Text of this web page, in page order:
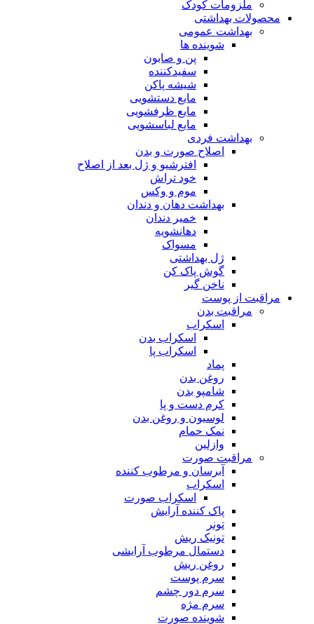
ملزومات کودک
محصولات بهداشتی
بهداشت عمومی
شوینده ها
پن و صابون
سفیدکننده
شیشه پاکن
مایع دستشویی
مایع ظرفشویی
مایع لباسشویی
بهداشت فردی
اصلاح صورت و بدن
افترشیو و ژل بعد از اصلاح
خود تراش
موم و وکس
بهداشت دهان و دندان
خمیر دندان
دهانشویه
مسواک
ژل بهداشتی
گوش پاک کن
ناخن گیر
مراقبت از پوست
مراقبت بدن
اسکراب
اسکراب بدن
اسکراب پا
پماد
روغن بدن
شامپو بدن
کرم دست و پا
لوسیون و روغن بدن
نمک حمام
وازلین
مراقبت صورت
آبرسان و مرطوب کننده
اسکراب
اسکراب صورت
پاک کننده آرایش
تونر
تونیک ریش
دستمال مرطوب آرایشی
روغن ریش
سرم پوست
سرم دور چشم
سرم مژه
شوینده صورت